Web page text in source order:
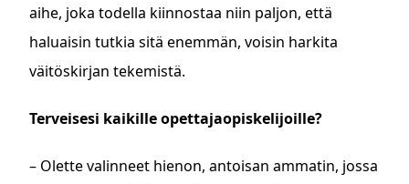
aihe, joka todella kiinnostaa niin paljon, että
haluaisin tutkia sitä enemmän, voisin harkita
väitöskirjan tekemistä.
Terveisesi kaikille opettajaopiskelijoille?
– Olette valinneet hienon, antoisan ammatin, jossa